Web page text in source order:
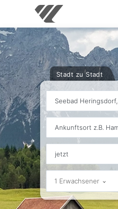
Stadt zu Stadt
Seebad
Ankunftsort z.B.
1 Erwachsener